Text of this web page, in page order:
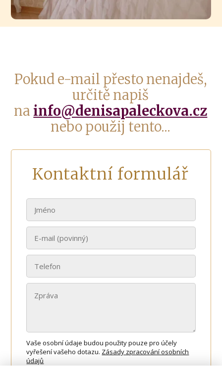
Pokud e-mail přesto nenajdeš,
určitě napiš
na info@denisapaleckova.cz
nebo použij tento...
Kontaktní formulář
Vaše osobní údaje budou použity pouze pro účely
vyřešení vašeho dotazu. Zásady zpracování osobních
údajů